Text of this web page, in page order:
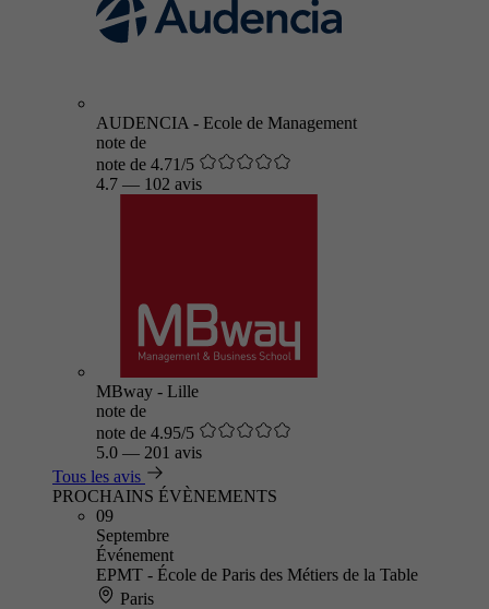
AUDENCIA - Ecole de Management
note de
note de 4.71/5
4.7 — 102 avis
MBway - Lille
note de
note de 4.95/5
5.0 — 201 avis
Tous les avis
PROCHAINS ÉVÈNEMENTS
09
Septembre
Événement
EPMT - École de Paris des Métiers de la Table
Paris